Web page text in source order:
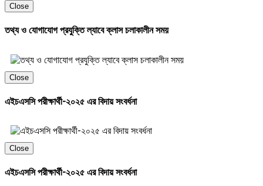
Close
তথ্য ও যোগাযোগ প্রযুক্তি ল্যাবে ক্লাস চলাকালীন সময়
Close
এইচএসসি পরীক্ষার্থী-২০২৫ এর বিদায় সংবর্ধনা
Close
এইচএসসি পরীক্ষার্থী-২০২৫ এর বিদায় সংবর্ধনা